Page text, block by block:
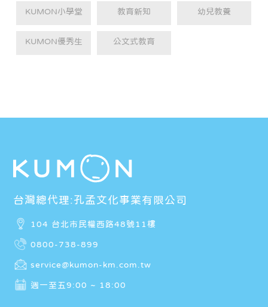
KUMON小學堂 教育新知 幼兒教養
KUMON優秀生 公文式教育
台灣總代理:孔孟文化事業有限公司
104 台北市民權西路48號11樓
0800-738-899
service@kumon-km.com.tw
週一至五9:00 ~ 18:00